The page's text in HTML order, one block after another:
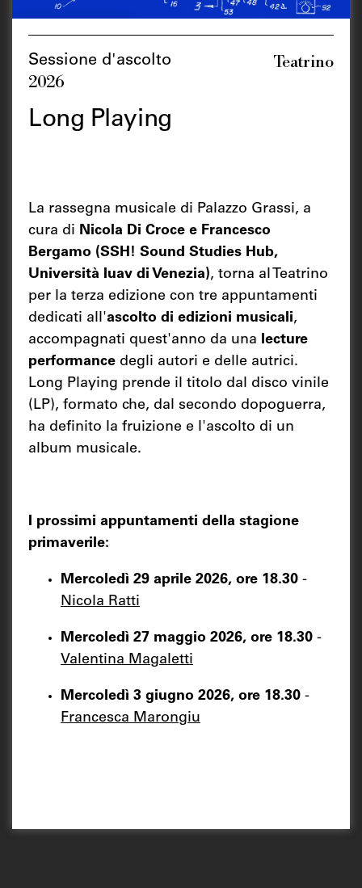
Sessione d'ascolto
2026
Teatrino
Long Playing
La rassegna musicale di Palazzo Grassi, a
cura di Nicola Di Croce e Francesco
Bergamo (SSH! Sound Studies Hub,
Università Iuav di Venezia), torna al Teatrino
per la terza edizione con tre appuntamenti
dedicati all'ascolto di edizioni musicali,
accompagnati quest'anno da una lecture
performance degli autori e delle autrici.
Long Playing prende il titolo dal disco vinile
(LP), formato che, dal secondo dopoguerra,
ha definito la fruizione e l'ascolto di un
album musicale.
I prossimi appuntamenti della stagione
primaverile:
Mercoledì 29 aprile 2026, ore 18.30 -
Nicola Ratti
Mercoledì 27 maggio 2026, ore 18.30 -
Valentina Magaletti
Mercoledì 3 giugno 2026, ore 18.30 -
Francesca Marongiu